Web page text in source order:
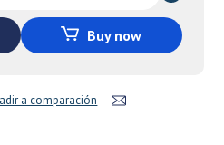
Buy now
a comparación